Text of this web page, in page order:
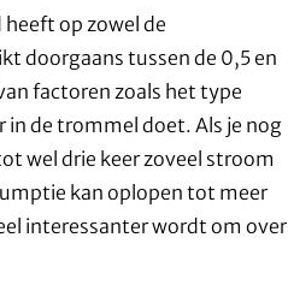
op zowel de
doorgaans tussen de 0,5 en
factoren zoals het type
in de trommel doet. Als je nog
wel drie keer zoveel stroom
kan oplopen tot meer
interessanter wordt om over